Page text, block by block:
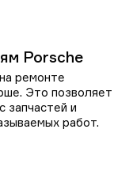
Porsche
ремонте
Это позволяет
запчастей и
работ.